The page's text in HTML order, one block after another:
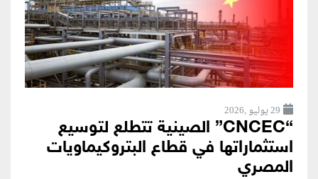
29 يوليو ,2026
“CNCEC” الصينية تتطلع لتوسيع
استثماراتها في قطاع البتروكيماويات
المصري